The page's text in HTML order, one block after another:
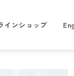
インショップ